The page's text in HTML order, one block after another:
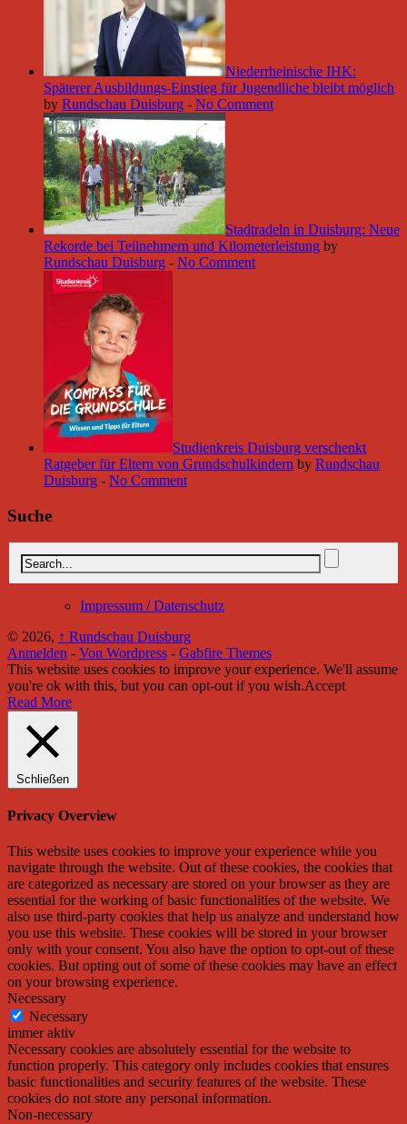
Niederrheinische IHK:
Späterer Ausbildungs-Einstieg für Jugendliche bleibt möglich
by Rundschau Duisburg - No Comment
Stadtradeln in Duisburg: Neue
Rekorde bei Teilnehmern und Kilometerleistung by
Rundschau Duisburg - No Comment
Studienkreis Duisburg verschenkt
Ratgeber für Eltern von Grundschulkindern by Rundschau
Duisburg - No Comment
Suche
Impressum / Datenschutz
© 2026, ↑ Rundschau Duisburg
Anmelden - Von Wordpress - Gabfire Themes
This website uses cookies to improve your experience. We'll assume
you're ok with this, but you can opt-out if you wish.Accept
Read More
Schließen
Privacy Overview
This website uses cookies to improve your experience while you
navigate through the website. Out of these cookies, the cookies that
are categorized as necessary are stored on your browser as they are
essential for the working of basic functionalities of the website. We
also use third-party cookies that help us analyze and understand how
you use this website. These cookies will be stored in your browser
only with your consent. You also have the option to opt-out of these
cookies. But opting out of some of these cookies may have an effect
on your browsing experience.
Necessary
Necessary
immer aktiv
Necessary cookies are absolutely essential for the website to
function properly. This category only includes cookies that ensures
basic functionalities and security features of the website. These
cookies do not store any personal information.
Non-necessary